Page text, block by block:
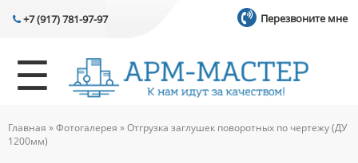
+7 (917) 781-97-97 Перезвоните мне
☰
ВЫ ЗДЕСЬ
Главная »Фотогалерея »Отгрузка заглушек поворотных по чертежу (ДУ
1200мм)